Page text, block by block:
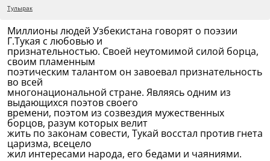
Тулырак
Миллионы людей Узбекистана говорят о поэзии
Г.Тукая с любовью и
признательностью. Своей неутомимой силой борца,
своим пламенным
поэтическим талантом он завоевал признательность
во всей
многонациональной стране. Являясь одним из
выдающихся поэтов своего
времени, поэтом из созвездия мужественных
борцов, разум которых велит
жить по законам совести, Тукай восстал против гнета
царизма, всецело
жил интересами народа, его бедами и чаяниями.